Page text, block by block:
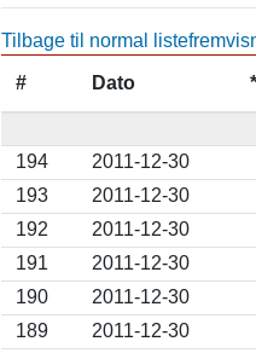
Tilbage til normal
# Dato *
194
2011-12-30
193
2011-12-30
192
2011-12-30
191
2011-12-30
190
2011-12-30
189
2011-12-30